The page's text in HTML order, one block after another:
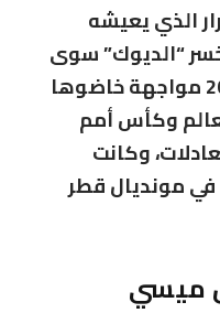
الذي يعيشه
“الديوك” سوى
مباراة واحدة فقط من أصل 20 مواجهة خاضوها
وكأس أمم
مقابل 12 انتصارا و7 تعادلات، وكانت
في مونديال قطر
ميسي